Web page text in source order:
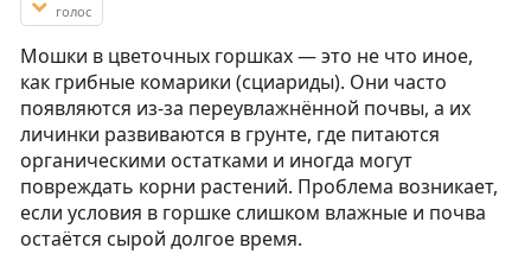
голос
Мошки в цветочных горшках — это не что иное,
как грибные комарики (сциариды). Они часто
появляются из-за переувлажнённой почвы, а их
личинки развиваются в грунте, где питаются
органическими остатками и иногда могут
повреждать корни растений. Проблема возникает,
если условия в горшке слишком влажные и почва
остаётся сырой долгое время.